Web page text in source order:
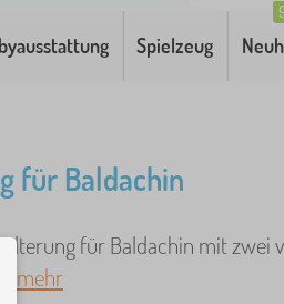
Spielzeug
für Baldachin
für Baldachin mit zwei
mehr